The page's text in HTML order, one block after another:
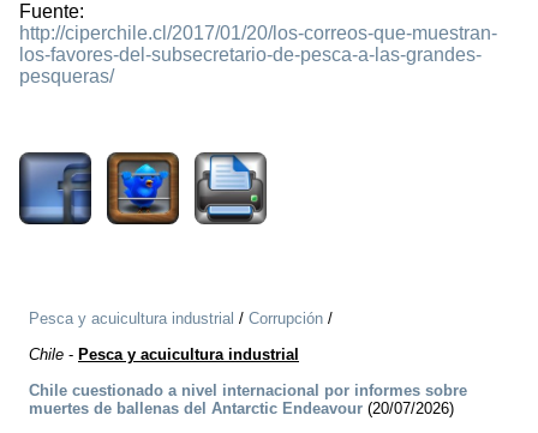
Fuente:
http://ciperchile.cl/2017/01/20/los-correos-que-muestran-
los-favores-del-subsecretario-de-pesca-a-las-grandes-
pesqueras/
Pesca y acuicultura industrial / Corrupción /
Chile - Pesca y acuicultura industrial
Chile cuestionado a nivel internacional por informes sobre
muertes de ballenas del Antarctic Endeavour (20/07/2026)